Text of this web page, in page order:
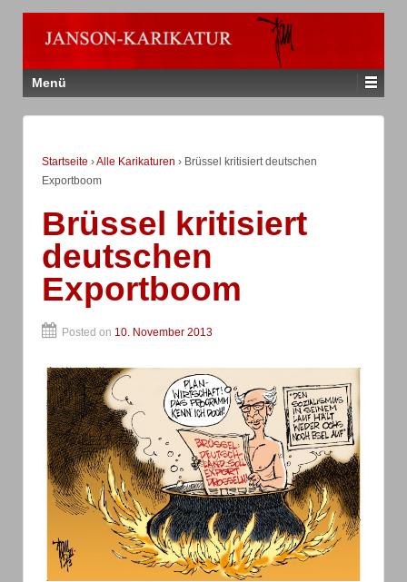
Menü
Startseite ›Alle Karikaturen › Brüssel kritisiert deutschen
Exportboom
Brüssel kritisiert
deutschen
Exportboom
Posted on 10. November 2013